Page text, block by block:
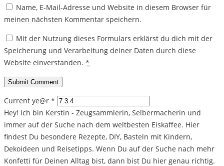
Name, E-Mail-Adresse und Website in diesem Browser für
meinen nächsten Kommentar speichern.
Mit der Nutzung dieses Formulars erklärst du dich mit der
Speicherung und Verarbeitung deiner Daten durch diese
Website einverstanden. *
Current ye@r *
Hey! Ich bin Kerstin - Zeugsammlerin, Selbermacherin und
immer auf der Suche nach dem weltbesten Eiskaffee. Hier
findest Du besondere Rezepte, DIY, Basteln mit Kindern,
Dekoideen und Reisetipps. Wenn Du auf der Suche nach mehr
Konfetti für Deinen Alltag bist, dann bist Du hier genau richtig.